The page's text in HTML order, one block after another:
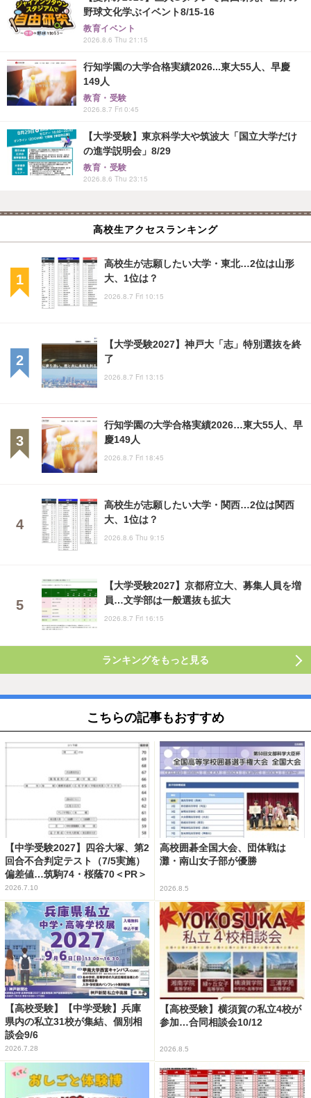
野球文化学ぶイベント8/15-16
教育イベント
2026.8.6 Thu 21:15
行知学園の大学合格実績2026...東大55人、早慶
149人
教育・受験
2026.8.7 Fri 0:45
【大学受験】東京科学大や筑波大「国立大学だけ
の進学説明会」8/29
教育・受験
2026.8.6 Thu 23:15
高校生アクセスランキング
高校生が志願したい大学・東北…2位は山形
大、1位は？
2026.8.7 Fri 10:15
【大学受験2027】神戸大「志」特別選抜を終
了
2026.8.7 Fri 13:15
行知学園の大学合格実績2026…東大55人、早
慶149人
2026.8.7 Fri 18:45
高校生が志願したい大学・関西…2位は関西
大、1位は？
2026.8.6 Thu 9:15
【大学受験2027】京都府立大、募集人員を増
員…文学部は一般選抜も拡大
2026.8.7 Fri 16:15
ランキングをもっと見る
こちらの記事もおすすめ
【中学受験2027】四谷大塚、第2
回合不合判定テスト（7/5実施）
偏差値…筑駒74・桜蔭70＜PR＞
2026.7.10
高校囲碁全国大会、団体戦は
灘・南山女子部が優勝
2026.8.5
【高校受験】【中学受験】兵庫
県内の私立31校が集結、個別相
談会9/6
2026.7.28
【高校受験】横須賀の私立4校が
参加…合同相談会10/12
2026.8.5